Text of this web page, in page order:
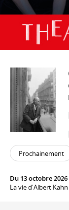
Prochainement
Du 13 octobre
La vie d'Albert